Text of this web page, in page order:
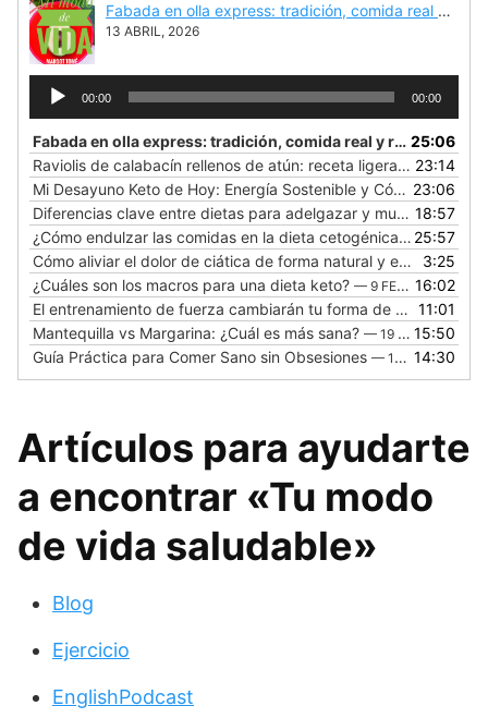
Fabada en olla express: tradición, comida real y rapidez en la cocina
13 ABRIL, 2026
Reproductor
audio
00:00 00:00
Fabada en olla express: tradición, comida real y rapidez en la cocina 25:06
Raviolis de calabacín rellenos de atún: receta ligera y muy fácil 23:14
Mi Desayuno Keto de Hoy: Energía Sostenible y Cómo Variar tu Menú Diario 23:06
Diferencias clave entre dietas para adelgazar y muscular
— 16
18:57
¿Cómo endulzar las comidas en la dieta cetogénica? Guía de los mejores endulzantes Keto 25:57
Cómo aliviar el dolor de ciática de forma natural y eficaz
— 16
3:25
¿Cuáles son los macros para una dieta keto? — 9 FEBRERO, 2026
16:02
El entrenamiento de fuerza cambiarán tu forma de ver el ejercicio 11:01
Mantequilla vs Margarina: ¿Cuál es más sana? — 19 ENERO, 2026
15:50
Guía Práctica para Comer Sano sin Obsesiones — 12 ENERO, 2026 14:30
Artículos para ayudarte
a encontrar «Tu modo
de vida saludable»
Blog
Ejercicio
EnglishPodcast